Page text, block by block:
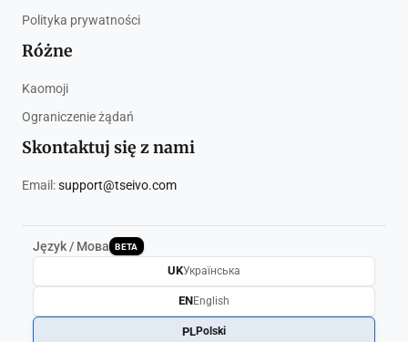
Polityka prywatności
Różne
Kaomoji
Ograniczenie żądań
Skontaktuj się z nami
Email:support@tseivo.com
Język / Мова BETA
UKУкраїнська
ENEnglish
PLPolski